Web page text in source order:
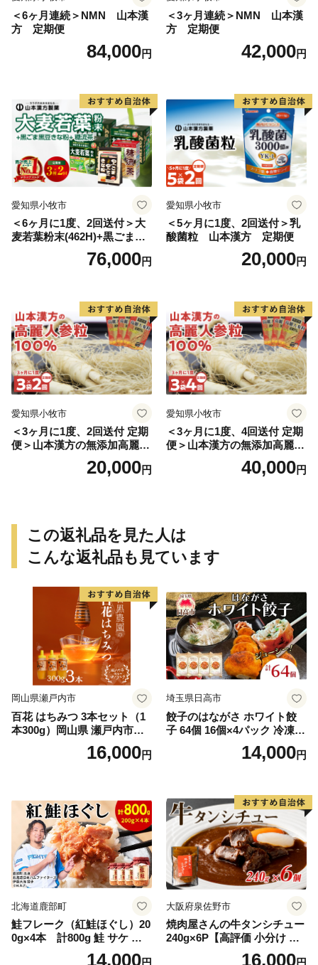
＜6ヶ月連続＞NMN 山本漢
方 定期便
84,000円
＜3ヶ月連続＞NMN 山本漢
方 定期便
42,000円
愛知県小牧市
＜6ヶ月に1度、2回送付＞大
麦若葉粉末(462H)+黒ごま黒
豆きな粉+ 糖流茶 山本漢
76,000円
愛知県小牧市
＜5ヶ月に1度、2回送付＞乳
酸菌粒 山本漢方 定期便
20,000円
愛知県小牧市
＜3ヶ月に1度、2回送付 定期
便＞山本漢方の無添加高麗人
20,000円
愛知県小牧市
＜3ヶ月に1度、4回送付 定期
便＞山本漢方の無添加高麗人
40,000円
この返礼品を見た人は
こんな返礼品も見ています
岡山県瀬戸内市
百花 はちみつ 3本セット（1
本300g）岡山県 瀬戸内市産
石黒農園 ヨーグルト パン 砂
糖の代わり 香り高い いい香
16,000円
埼玉県日高市
餃子のはながさ ホワイト餃
子 64個 16個×4パック 冷凍
中華 点心 B級グルメ ご当地
野菜 おつまみ おかず 簡単調
ー ギフト お取り寄せ 日高市
14,000円
北海道鹿部町
鮭フレーク（紅鮭ほぐし）20
0g×4本 計800g 鮭 サケ 鮭
ほぐし サケフレーク シャケ
14,000
大阪府泉佐野市
焼肉屋さんの牛タンシチュー
240g×6P【高評価 小分け 惣
菜 牛たん 一人暮らし 冷凍】
16,000